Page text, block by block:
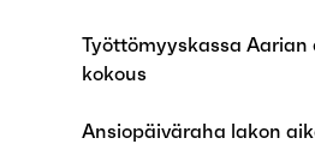
Työttömyyskassa Aarian
kokous
Ansiopäiväraha lakon